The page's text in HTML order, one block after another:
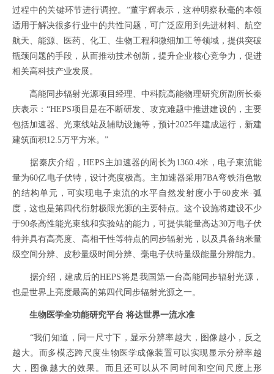
过程中的关键环节进行调控。”董宇辉表示，这种明察秋毫的本领
适用于解决很多行业中的共性问题，可广泛应用到先进材料、航空
航天、能源、医药、化工、生物工程和微细加工等领域，提供突破
瓶颈问题的手段，从而推动技术创新，提升企业核心竞争力，促进
相关高科技产业发展。
高能同步辐射光源项目经理、中科院高能物理研究所副所长秦
庆表示：“HEPS项目是在不断研发、攻克难题中推进建设的，主要
包括加速器、光束线站及辅助设施等，预计2025年建成运行，新建
建筑面积12.5万平方米。”
据秦庆介绍，HEPS主加速器的周长为1360.4米，电子束流能
量为60亿电子伏特，设计亮度极高。主加速器采用7BA弯铁消色散
的结构单元，可实现电子束流的水平自然发射度小于60皮米·弧
度，这也是第四代衍射极限光源的主要特点。这个设施将建设不少
于90条高性能光束线和实验站的能力，可提供能量高达30万电子伏
特并具有高亮度、高相干性等特点的同步辐射光，以及具备纳米量
级空间分辨、皮秒量级时间分辨、毫电子伏特量级能量分辨能力。
据介绍，建成后的HEPS将是我国第一台高能同步辐射光源，
也是世界上亮度最高的第四代同步辐射光源之一。
生物医学全功能研究平台 将达世界一流水准
“我们知道，同一尺寸下，显示分辨率越大，图像越小，反之
越大。而多模态跨尺度生物医学成像装置可以实现显示分辨率越
大，图像越大的效果。而且还可以从不同时间和空间尺度上形